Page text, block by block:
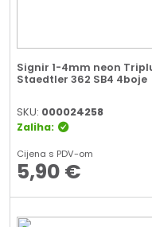
Signir 1-4mm neon
Staedtler 362 SB4 4boje
SKU: 000024258
Zaliha:
Cijena s PDV-om
5,90 €